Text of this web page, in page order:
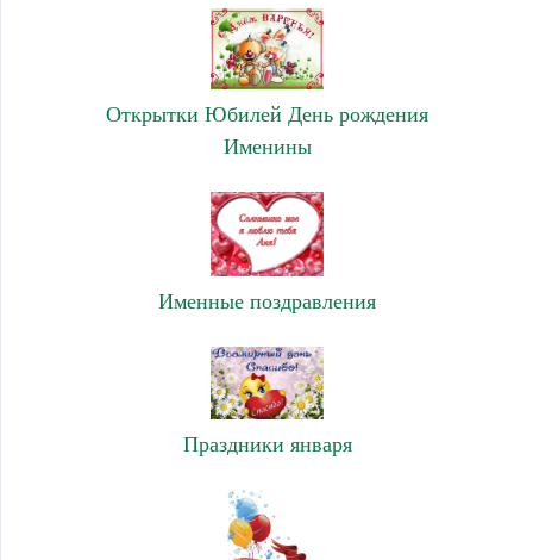
Открытки Юбилей День рождения
Именины
Именные поздравления
Праздники января